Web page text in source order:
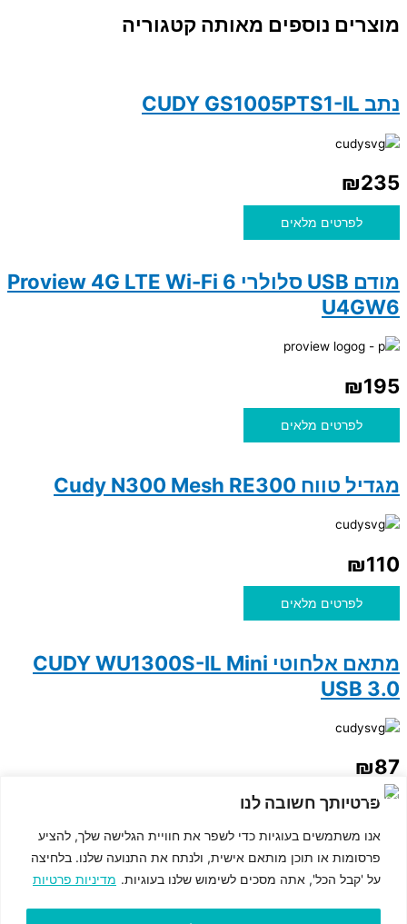
פרטיותך חשובה לנו
אנו משתמשים בעוגיות כדי לשפר את חוויית הגלישה שלך, להציע
פרסומות או תוכן מותאם אישית, ולנתח את התנועה שלנו. בלחיצה
על 'קבל הכל', אתה מסכים לשימוש שלנו בעוגיות. מדיניות פרטיות
מוצרים נוספים מאותה קטגוריה
נתב CUDY GS1005PTS1-IL
₪235
לפרטים מלאים
מודם USB סלולרי Proview 4G LTE Wi-Fi 6
U4GW6
₪195
לפרטים מלאים
מגדיל טווח Cudy N300 Mesh RE300
₪110
לפרטים מלאים
מתאם אלחוטי CUDY WU1300S-IL Mini
USB 3.0
₪87
לפרטים מלאים
מדיניות פרטיות
הצהרת נגישות
מפת האתר